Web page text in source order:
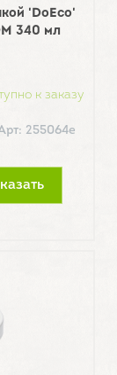
'DoEco'
340 мл
к заказу
255064е